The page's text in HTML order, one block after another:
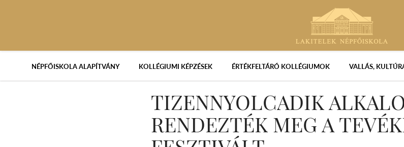
NÉPFŐISKOLA ALAPÍTVÁNY KOLLÉGIUMI KÉPZÉSEK ÉRTÉKFELTÁRÓ KOLLÉGIUMOK VALLÁS,
TIZENNYOLCADIK
RENDEZTÉK MEG A